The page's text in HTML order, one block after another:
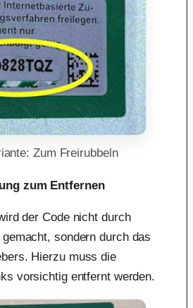
Zum Freirubbeln
zum Entfernen
der Code nicht durch
sondern durch das
Hierzu muss die
vorsichtig entfernt werden.